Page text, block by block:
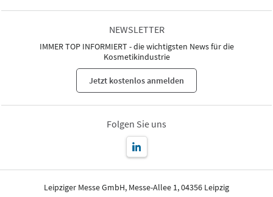
NEWSLETTER
IMMER TOP INFORMIERT - die wichtigsten News für die
Kosmetikindustrie
Jetzt kostenlos anmelden
Folgen Sie uns
Leipziger Messe GmbH, Messe-Allee 1, 04356 Leipzig